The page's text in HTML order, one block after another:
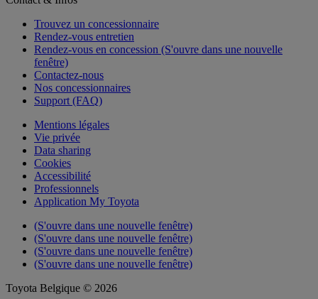
Trouvez un concessionnaire
Rendez-vous entretien
Rendez-vous en concession (S'ouvre dans une nouvelle
fenêtre)
Contactez-nous
Nos concessionnaires
Support (FAQ)
Mentions légales
Vie privée
Data sharing
Cookies
Accessibilité
Professionnels
Application My Toyota
(S'ouvre dans une nouvelle fenêtre)
(S'ouvre dans une nouvelle fenêtre)
(S'ouvre dans une nouvelle fenêtre)
(S'ouvre dans une nouvelle fenêtre)
Toyota Belgique © 2026